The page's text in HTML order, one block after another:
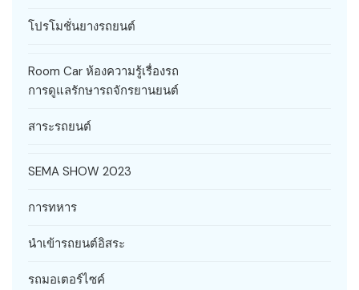
โปรโมชั่นยางรถยนต์
Room Car ห้องความรู้เรื่องรถ
การดูแลรักษารถจักรยานยนต์
สาระรถยนต์
SEMA SHOW 2023
การทหาร
นำเข้ารถยนต์อิสระ
รถมอเตอร์ไซค์